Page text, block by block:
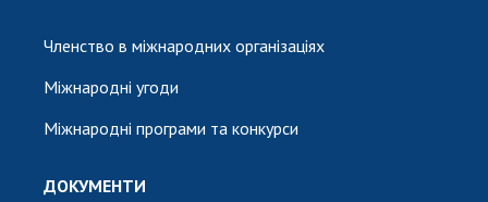
Членство в міжнародних організаціях
Міжнародні угоди
Міжнародні програми та конкурси
ДОКУМЕНТИ